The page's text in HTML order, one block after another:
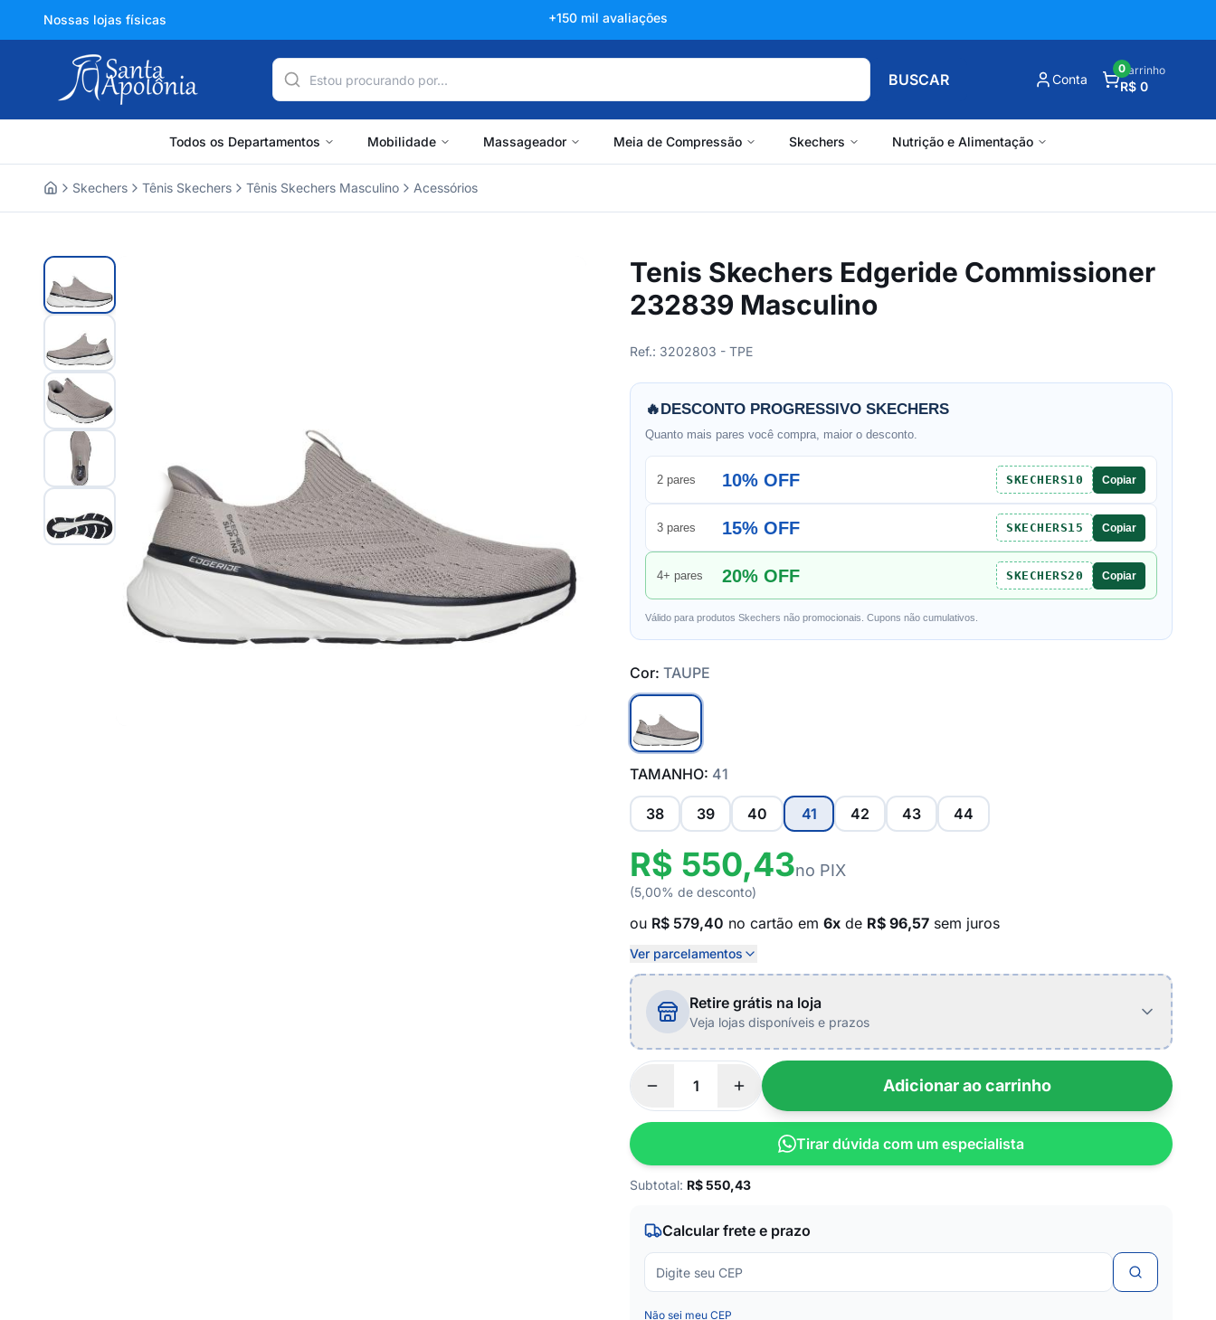
Nossas lojas físicas +150 mil avaliações
BUSCAR Conta
Carrinho
R$ 0
0
Todos os Departamentos Mobilidade Massageador Meia de Compressão Skechers Nutrição e Alimentação
Skechers Tênis Skechers Tênis Skechers Masculino Acessórios
Tenis Skechers Edgeride Commissioner
232839 Masculino
Ref.: 3202803 - TPE
🔥DESCONTO PROGRESSIVO SKECHERS
Quanto mais pares você compra, maior o desconto.
2 pares 10% OFF SKECHERS10 Copiar
3 pares 15% OFF SKECHERS15 Copiar
4+ pares 20% OFF SKECHERS20 Copiar
Válido para produtos Skechers não promocionais. Cupons não cumulativos.
Cor: TAUPE
TAMANHO: 41
38 39 40 41 42 43 44
R$ 550,43no PIX
(5,00% de desconto)
ou R$ 579,40 no cartão em 6x de R$ 96,57 sem juros
Ver parcelamentos
Retire grátis na loja
Veja lojas disponíveis e prazos
Adicionar ao carrinho
Tirar dúvida com um especialista
Subtotal: R$550,43
Calcular frete e prazo
Não sei meu CEP